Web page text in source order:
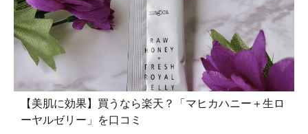
【美肌に効果】買うなら楽天？「マヒカハニー＋生ロ
ーヤルゼリー」を口コミ